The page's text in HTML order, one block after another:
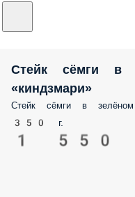
Стейк сёмги в
«киндзмари»
Стейк сёмги в зелёном
350 г.
1 550